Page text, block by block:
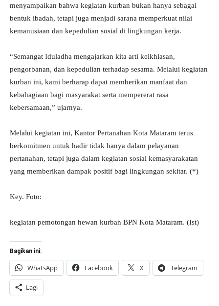
menyampaikan bahwa kegiatan kurban bukan hanya sebagai
bentuk ibadah, tetapi juga menjadi sarana memperkuat nilai
kemanusiaan dan kepedulian sosial di lingkungan kerja.
“Semangat Iduladha mengajarkan kita arti keikhlasan,
pengorbanan, dan kepedulian terhadap sesama. Melalui kegiatan
kurban ini, kami berharap dapat memberikan manfaat dan
kebahagiaan bagi masyarakat serta mempererat rasa
kebersamaan,” ujarnya.
Melalui kegiatan ini, Kantor Pertanahan Kota Mataram terus
berkomitmen untuk hadir tidak hanya dalam pelayanan
pertanahan, tetapi juga dalam kegiatan sosial kemasyarakatan
yang memberikan dampak positif bagi lingkungan sekitar. (*)
Key. Foto:
kegiatan pemotongan hewan kurban BPN Kota Mataram. (Ist)
Bagikan ini:
WhatsApp Facebook X Telegram
Lagi